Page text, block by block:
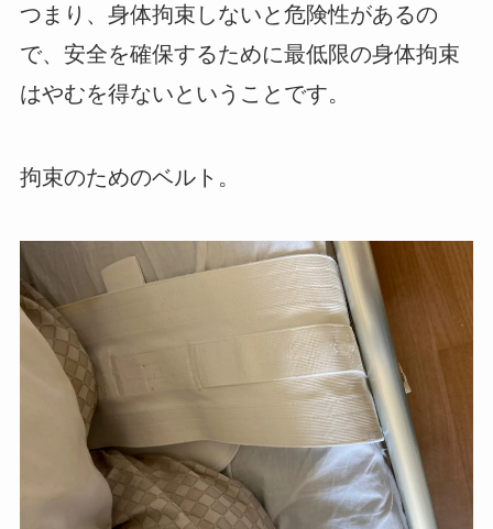
つまり、身体拘束しないと危険性があるの
で、安全を確保するために最低限の身体拘束
はやむを得ないということです。
拘束のためのベルト。